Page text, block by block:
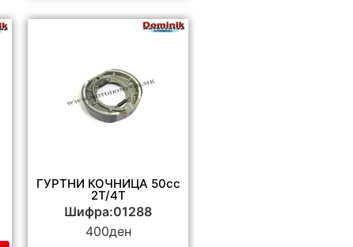
ГУРТНИ КОЧНИЦА 50cc
2Т/4Т
Шифра:01288
400ден